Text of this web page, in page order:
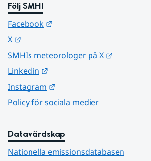
Följ SMHI
Facebook
X
SMHIs meteorologer på X
Linkedin
Instagram
Policy för sociala medier
Datavärdskap
Nationella emissionsdatabasen